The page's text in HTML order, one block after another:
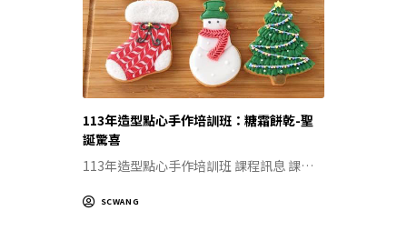
113年造型點心手作培訓班：糖霜餅乾-聖
誕驚喜
113年造型點心手作培訓班 課程訊息 課…
SCWANG